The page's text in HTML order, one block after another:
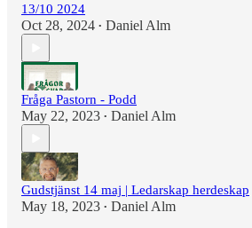
13/10 2024
Oct 28, 2024 • Daniel Alm
Fråga Pastorn - Podd
May 22, 2023 • Daniel Alm
Gudstjänst 14 maj | Ledarskap herdeskap
May 18, 2023 • Daniel Alm